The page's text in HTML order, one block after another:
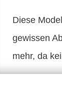
Diese
gewissen
mehr, da